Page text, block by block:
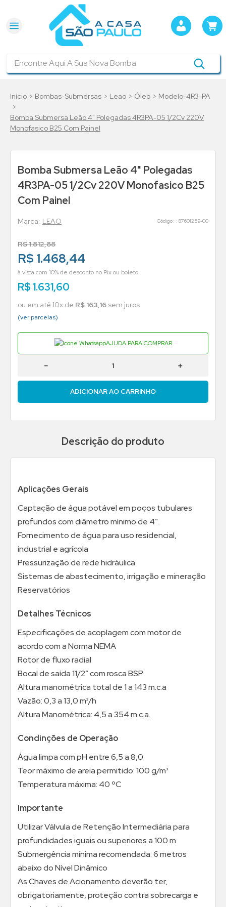
Bombas-Submersas Leao Óleo Modelo-4R3-PA
Bomba Submersa Leão 4" Polegadas 4R3PA-05 1/2Cv 220V
Monofasico B25 Com Painel
Bomba Submersa Leão 4" Polegadas
4R3PA-05 1/2Cv 220V Monofasico B25
Com Painel
LEAO : 87601259-00
R$1.812,88
R$ 1.468,44
à vista com 10% de desconto no Pix ou boleto
R$1.631,60
ou em até 10x de R$ 163,16 sem juros
(ver parcelas)
AJUDA PARA COMPRAR
＋
－
ADICIONAR AO CARRINHO
Descrição do produto
Aplicações Gerais
Captação de água potável em poços tubulares
profundos com diâmetro mínimo de 4”.
Fornecimento de água para uso residencial,
industrial e agrícola
Pressurização de rede hidráulica
Sistemas de abastecimento, irrigação e mineração
Reservatórios
Detalhes Técnicos
Especificações de acoplagem com motor de
acordo com a Norma NEMA
Rotor de fluxo radial
Bocal de saída 11/2” com rosca BSP
Altura manométrica total de 1 a 143 m.c.a
Vazão: 0,3 a 13,0 m³/h
Altura Manométrica: 4,5 a 354 m.c.a.
Condinções de Operação
Água limpa com pH entre 6,5 a 8,0
Teor máximo de areia permitido: 100 g/m³
Temperatura máxima: 40 ºC
Importante
Utilizar Válvula de Retenção Intermediária para
profundidades iguais ou superiores a 100 m
Submergência mínima recomendada: 6 metros
abaixo do Nível Dinâmico
As Chaves de Acionamento deverão ter,
obrigatoriamente, proteção contra sobrecarga e